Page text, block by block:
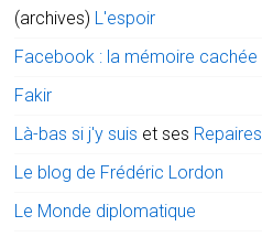
(archives) L'espoir
Facebook : la mémoire cachée
Fakir
Là-bas si j'y suis et ses Repaires
Le blog de Frédéric Lordon
Le Monde diplomatique